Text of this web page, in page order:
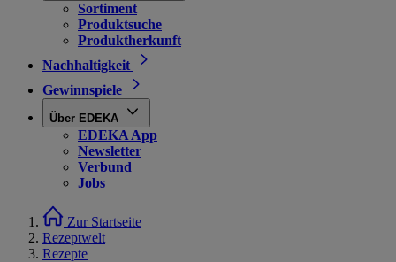
Sortiment
Produktsuche
Produktherkunft
Nachhaltigkeit
Gewinnspiele
Über EDEKA
EDEKA App
Newsletter
Verbund
Jobs
Zur Startseite
Rezeptwelt
Rezepte